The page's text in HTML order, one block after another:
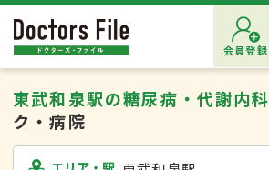
会員登録
東武和泉駅の糖尿病・代謝内科
ク・病院